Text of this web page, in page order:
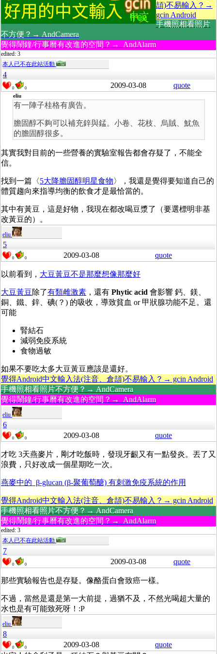
頡)不易輸入？→
gcin Android
手機照相看照片
不方便？→ AndCamera
覺得鬧鐘/行事曆有改進的空間？→ AndAlarm
edited: 3
本人已不在此站活動
4
0 0 2009-03-08 quote
eliu
有一陣子桂格有廣告。
膽固醇不夠可以補充鋅與錳。小卷、花枝、烏賊、魷魚
的膽固醇很多。
其實我對目前的一些營養的實驗室報告都會存疑了，不能全
信。
找到一篇〈5大降膽固醇明星食物〉，我還是覺得要知道自己的
體質趨向來指導均衡的飲食才是最恰當的。
其中有黃豆，這是好物，我現在都改喝豆漿了（要選標明非基
改黃豆的）。
eliu
5
0 0 2009-03-08 quote
以前看到， 大豆黃豆不是那麼想像那麼好
大豆黃豆除了有類雌激素 ，還有 Phytic acid 會影響 鈣、鎂、
銅、鐵、鋅、碘(？) 的吸收，導致貧血 or 甲狀腺功能不足。還
可能
腎結石
減弱免疫系統
食物過敏
如果不要吃太多大豆黃豆應該是還好。
覺得Android中文輸入法(注音、倉頡)不易輸入？→ gcin Android
手機照相看照片不方便？→ AndCamera
覺得鬧鐘/行事曆有改進的空間？→ AndAlarm
eliu
6
0 0 2009-03-08 quote
才吃 3天燕麥片，剛才吃飯時，發現牙齦又有一點發炎。丟了又
浪費，只好改成一個星期吃一次。
燕麥中的 β-glucan (β-聚葡萄醣) 有刺激免疫系統的作用
覺得Android中文輸入法(注音、倉頡)不易輸入？→ gcin Android
手機照相看照片不方便？→ AndCamera
覺得鬧鐘/行事曆有改進的空間？→ AndAlarm
edited: 3
本人已不在此站活動
7
0 0 2009-03-08 quote
那些實驗報告也是存疑。像酪蛋白會致癌一樣。
不過，當然是還是第一大前提，過猶不及，不然光喝超大量的
水也是有可能致死呀！:P
eliu
8
0 0 2009-03-08
quote